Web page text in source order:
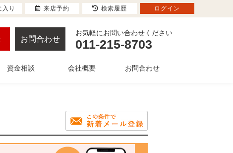
お問合わせ
お気軽にお問い合わせください
011-215-8703
資金相談 会社概要 お問合わせ
入り 来店予約 検索履歴 ログイン